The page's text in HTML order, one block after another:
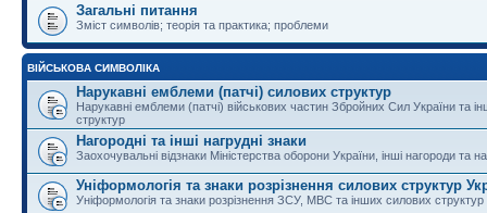
Загальні питання
Зміст символів; теорія та практика; проблеми
ВІЙСЬКОВА СИМВОЛІКА
Нарукавні емблеми (патчі) силових структур
Нарукавні емблеми (патчі) військових частин Збройних Сил України та
структур
Нагородні та інші нагрудні знаки
Заохочувальні відзнаки Міністерства оборони України, інші нагороди та
Уніформологія та знаки розрізнення силових структур
Уніформологія та знаки розрізнення ЗСУ, МВС та інших силових структур